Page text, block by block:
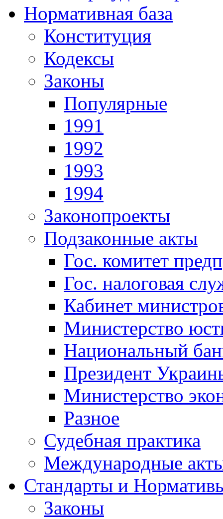
Нормативная база
Конституция
Кодексы
Законы
Популярные
1991
1992
1993
1994
Законопроекты
Подзаконные акты
Гос. комитет
Гос. налоговая
Кабинет
Министерство
Национальный
Президент
Министерство
Разное
Судебная практика
Международные
Стандарты и
Законы